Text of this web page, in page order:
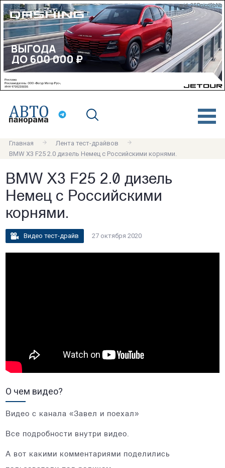
erid: 2SDnjcd9bNb
Главная
Лента тест-драйвов
BMW X3 F25 2.0 дизель Немец с Российскими корнями.
BMW X3 F25 2.0 дизель
Немец с Российскими
корнями.
Видео тест-драйв 27 октября 2020
О чем видео?
Видео с канала «Завел и поехал»
Все подробности внутри видео.
А вот какими комментариями поделились